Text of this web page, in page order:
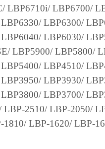
用許諾、譲渡、販売、
法により、第三者に「
とはできません。
ソフトウェア」の全部
イル、逆アセンブル、
することはできません
せてはなりません。
LBP6710i/ LBP6700/
LBP6300/
LBP6030/
LBP5900/ LBP5800/
LBP4510/
LBP3930/
LBP3700/
LBP-2510/ LBP-2050/
1810/ LBP-1620/ LBP-